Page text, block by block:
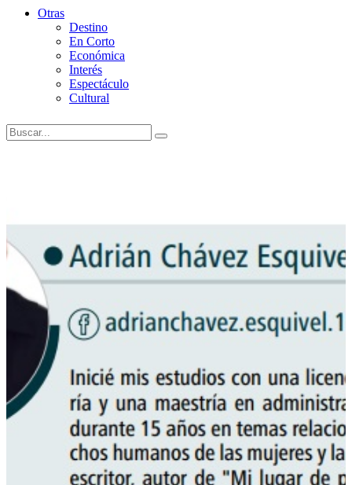
Otras
Destino
En Corto
Económica
Interés
Espectáculo
Cultural